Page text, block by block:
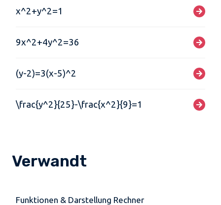
x^2+y^2=1
9x^2+4y^2=36
(y-2)=3(x-5)^2
\frac{y^2}{25}-\frac{x^2}{9}=1
Verwandt
Funktionen & Darstellung Rechner